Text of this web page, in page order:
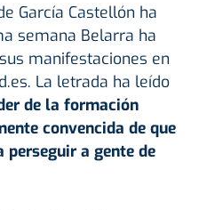
García Castellón ha
semana Belarra ha
manifestaciones en
La letrada ha leído
de la formación
convencida de que
perseguir a gente de